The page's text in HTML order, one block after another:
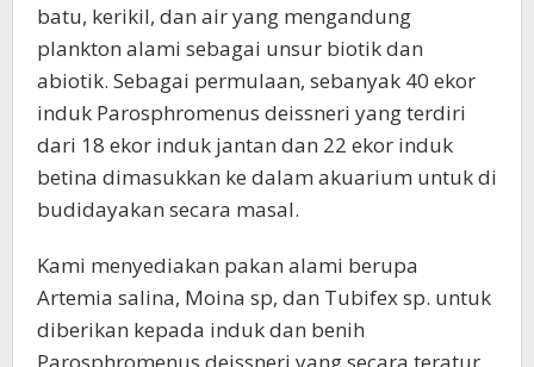
batu, kerikil, dan air yang mengandung
plankton alami sebagai unsur biotik dan
abiotik. Sebagai permulaan, sebanyak 40 ekor
induk Parosphromenus deissneri yang terdiri
dari 18 ekor induk jantan dan 22 ekor induk
betina dimasukkan ke dalam akuarium untuk di
budidayakan secara masal.
Kami menyediakan pakan alami berupa
Artemia salina, Moina sp, dan Tubifex sp. untuk
diberikan kepada induk dan benih
Parosphromenus deissneri yang secara teratur